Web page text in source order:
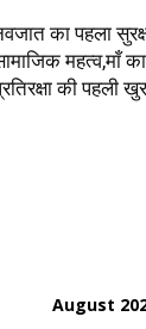
का पहला
महत्व,माँ
की पहली
August